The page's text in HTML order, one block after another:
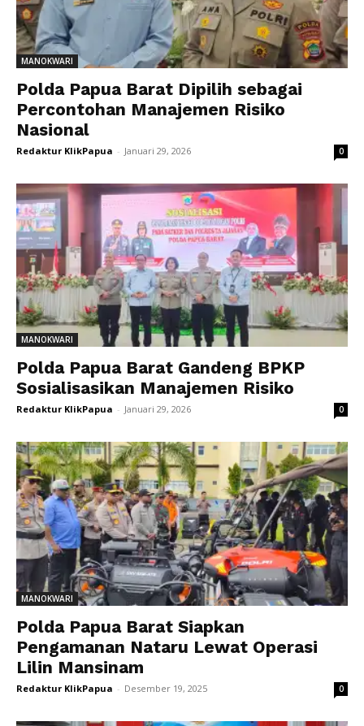
MANOKWARI
Polda Papua Barat Dipilih sebagai
Percontohan Manajemen Risiko
Nasional
Redaktur KlikPapua - Januari 29, 2026 0
MANOKWARI
Polda Papua Barat Gandeng BPKP
Sosialisasikan Manajemen Risiko
Redaktur KlikPapua - Januari 29, 2026 0
MANOKWARI
Polda Papua Barat Siapkan
Pengamanan Nataru Lewat Operasi
Lilin Mansinam
Redaktur KlikPapua - Desember 19, 2025 0